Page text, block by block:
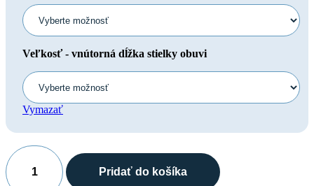
Veľkosť - vnútorná dĺžka stielky obuvi
Vymazať
Pridať do košíka